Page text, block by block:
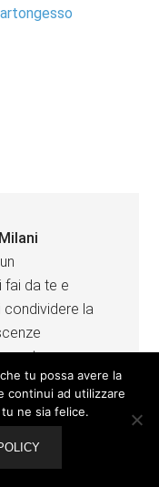
fai da te e
condividere la
sua
di
al mondo
tu possa avere la
continui ad utilizzare
ne sia felice.